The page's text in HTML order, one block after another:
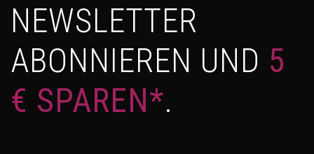
NEWSLETTER
ABONNIEREN UND 5
€ SPAREN*.